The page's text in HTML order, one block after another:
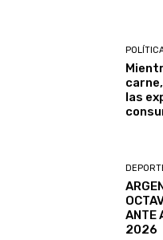
las
ANTE
2026